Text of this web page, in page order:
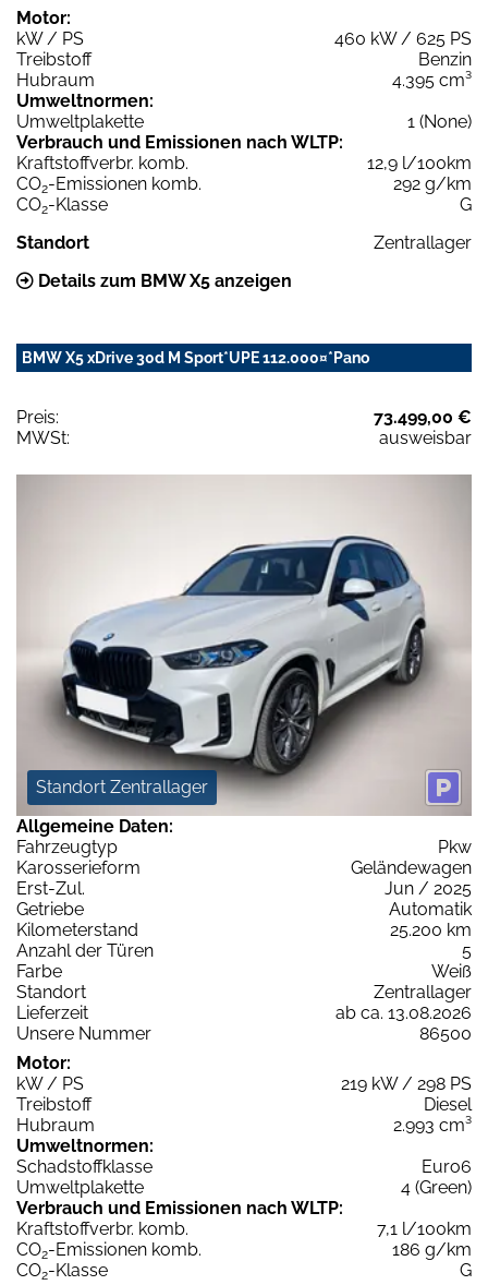
Motor:
kW / PS
460 kW / 625 PS
Treibstoff
Benzin
Hubraum
4.395 cm³
Umweltnormen:
Umweltplakette
1 (None)
Verbrauch und Emissionen nach WLTP:
Kraftstoffverbr. komb.
12,9 l/100km
CO2-Emissionen komb.
292 g/km
CO2-Klasse
G
Standort
Zentrallager
Details zum BMW X5 anzeigen
BMW X5 xDrive 30d M Sport*UPE 112.000¤*Pano
Preis:
73.499,00 €
MWSt:
ausweisbar
Standort Zentrallager
Allgemeine Daten:
Fahrzeugtyp
Pkw
Karosserieform
Geländewagen
Erst-Zul.
Jun / 2025
Getriebe
Automatik
Kilometerstand
25.200 km
Anzahl der Türen
5
Farbe
Weiß
Standort
Zentrallager
Lieferzeit
ab ca. 13.08.2026
Unsere Nummer
86500
Motor:
kW / PS
219 kW / 298 PS
Treibstoff
Diesel
Hubraum
2.993 cm³
Umweltnormen:
Schadstoffklasse
Euro6
Umweltplakette
4 (Green)
Verbrauch und Emissionen nach WLTP:
Kraftstoffverbr. komb.
7,1 l/100km
CO2-Emissionen komb.
186 g/km
CO2-Klasse
G